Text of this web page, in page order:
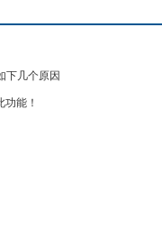
下几个原因
能！